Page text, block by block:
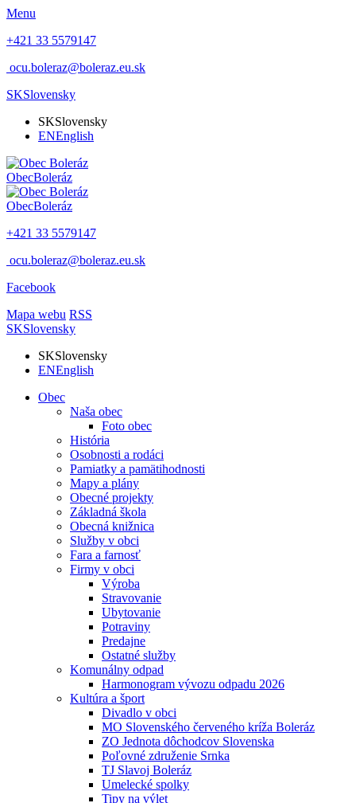
Menu
+421 33 5579147
ocu.boleraz@boleraz.eu.sk
SKSlovensky
SKSlovensky
ENEnglish
ObecBoleráz
ObecBoleráz
+421 33 5579147
ocu.boleraz@boleraz.eu.sk
Facebook
Mapa webu RSS
SKSlovensky
SKSlovensky
ENEnglish
Obec
Naša obec
Foto obec
História
Osobnosti a rodáci
Pamiatky a pamätihodnosti
Mapy a plány
Obecné projekty
Základná škola
Obecná knižnica
Služby v obci
Fara a farnosť
Firmy v obci
Výroba
Stravovanie
Ubytovanie
Potraviny
Predajne
Ostatné služby
Komunálny odpad
Harmonogram vývozu odpadu 2026
Kultúra a šport
Divadlo v obci
MO Slovenského červeného kríža Boleráz
ZO Jednota dôchodcov Slovenska
Poľovné združenie Srnka
TJ Slavoj Boleráz
Umelecké spolky
Tipy na výlet